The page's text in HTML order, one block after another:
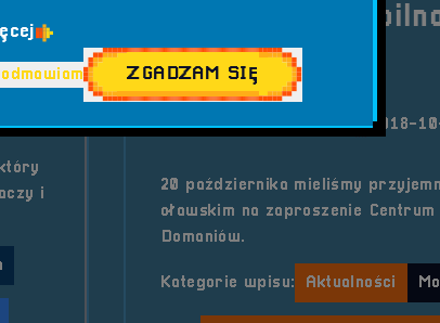
i
2018.10.20
Wierzbnie
2018-10-20 10:00:00 2018-
20 października mieliśmy
oławskim na zaproszenie
Domaniów.
Kategorie wpisu: Aktualności
ZGADZAM SIĘ